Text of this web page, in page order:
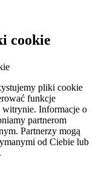
cookie
pliki cookie
funkcje
witrynie. Informacje o
partnerom
Partnerzy mogą
od Ciebie lub